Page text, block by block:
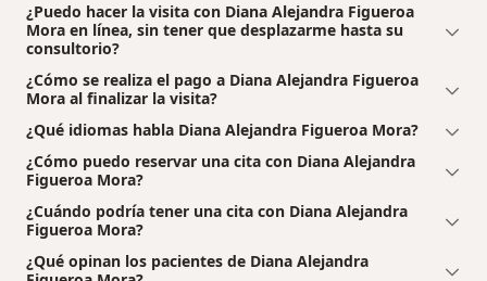
¿Puedo hacer la visita con Diana Alejandra Figueroa
Mora en línea, sin tener que desplazarme hasta su
consultorio?
¿Cómo se realiza el pago a Diana Alejandra Figueroa
Mora al finalizar la visita?
¿Qué idiomas habla Diana Alejandra Figueroa Mora?
¿Cómo puedo reservar una cita con Diana Alejandra
Figueroa Mora?
¿Cuándo podría tener una cita con Diana Alejandra
Figueroa Mora?
¿Qué opinan los pacientes de Diana Alejandra